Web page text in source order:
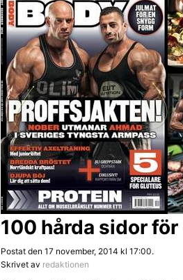
100 hårda sidor
Postat den 17 november, 2014 kl 17:00.
Skrivet av redaktionen